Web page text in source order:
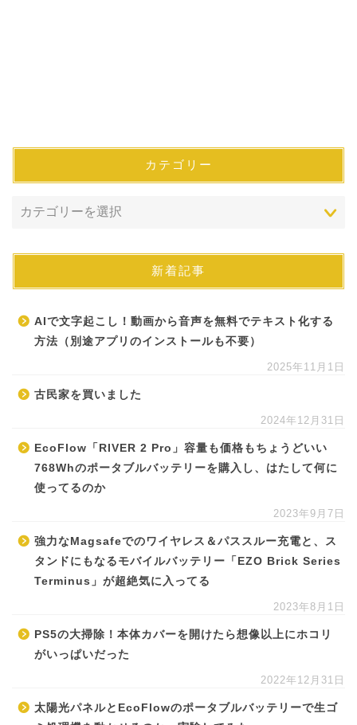
カテゴリー
新着記事
AIで文字起こし！動画から音声を無料でテキスト化する
方法（別途アプリのインストールも不要）
2025年11月1日
古民家を買いました
2024年12月31日
EcoFlow「RIVER 2 Pro」容量も価格もちょうどいい
768Whのポータブルバッテリーを購入し、はたして何に
使ってるのか
2023年9月7日
強力なMagsafeでのワイヤレス＆パススルー充電と、ス
タンドにもなるモバイルバッテリー「EZO Brick Series
Terminus」が超絶気に入ってる
2023年8月1日
PS5の大掃除！本体カバーを開けたら想像以上にホコリ
がいっぱいだった
2022年12月31日
太陽光パネルとEcoFlowのポータブルバッテリーで生ゴ